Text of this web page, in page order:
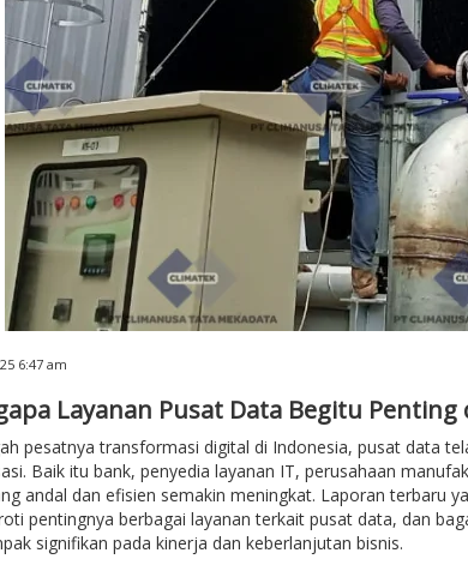
6:47 am
Layanan Pusat Data Begitu Penting
pesatnya transformasi digital di Indonesia, pusat data
Baik itu bank, penyedia layanan IT, perusahaan
andal dan efisien semakin meningkat. Laporan terbaru
pentingnya berbagai layanan terkait pusat data, dan
signifikan pada kinerja dan keberlanjutan bisnis.